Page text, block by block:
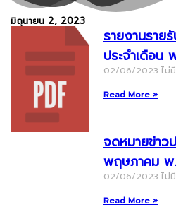
มิถุนายน 2, 2023
รายงานราย
ประจำเดือน
02/06/2023 ไม่
Read More »
จดหมายข่าว
พฤษภาคม พ
02/06/2023 ไม่
Read More »